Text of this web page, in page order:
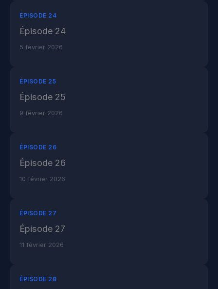
ÉPISODE 24
Épisode 24
5 février 2026
ÉPISODE 25
Épisode 25
9 février 2026
ÉPISODE 26
Épisode 26
10 février 2026
ÉPISODE 27
Épisode 27
11 février 2026
ÉPISODE 28